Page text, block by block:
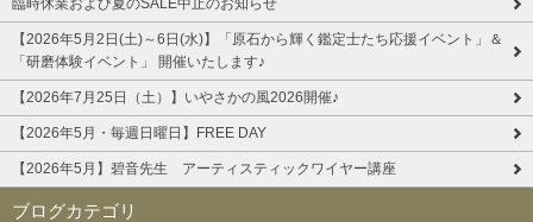
臨時休業および夏のSALE中止のお知らせ
【2026年5月2日(土)～6日(水)】「原石から輝く鑑定士たち応援イベント」＆
「研磨体験イベント」 開催いたします♪
【2026年7月25日（土）】いやさかの風2026開催♪
【2026年5月・毎週日曜日】FREE DAY
【2026年5月】碧音先生 アーティスティックワイヤー講座
ブログカテゴリ